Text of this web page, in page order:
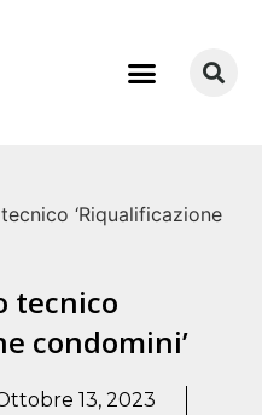
‘Riqualificazione
tecnico
condomini’
13, 2023